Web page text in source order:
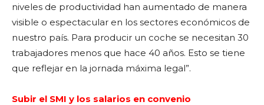
niveles de productividad han aumentado de manera
visible o espectacular en los sectores económicos de
nuestro país. Para producir un coche se necesitan 30
trabajadores menos que hace 40 años. Esto se tiene
que reflejar en la jornada máxima legal”.
Subir el SMI y los salarios en convenio